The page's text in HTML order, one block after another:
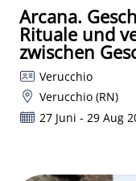
Arcana.
Rituale und
zwischen
Verucchio
Verucchio (RN)
27 Juni - 29 Aug